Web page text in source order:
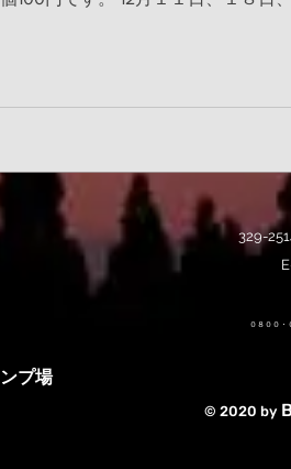
329-
０８００・
プ場
© 2020 by